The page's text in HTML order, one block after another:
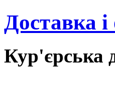
Доставка
Кур'єрська